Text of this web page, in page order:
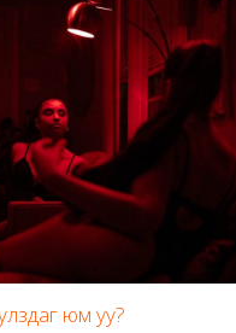
юм уу?